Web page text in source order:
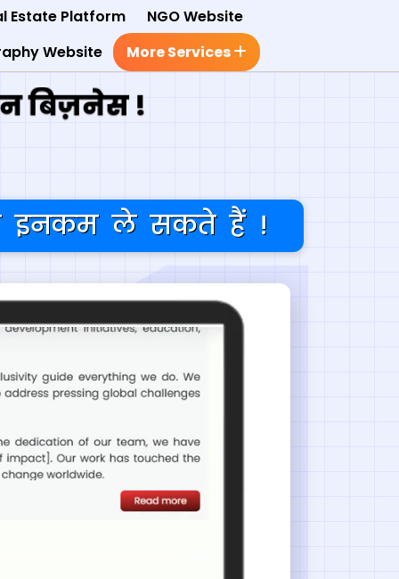
Estate Platform
NGO Website
Website
More Services
बिज़नेस !
इनकम ले सकते हैं !